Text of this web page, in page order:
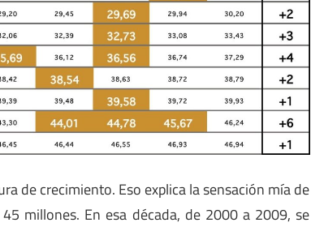
de crecimiento. Eso explica la sensación mía de
millones. En esa década, de 2000 a 2009, se